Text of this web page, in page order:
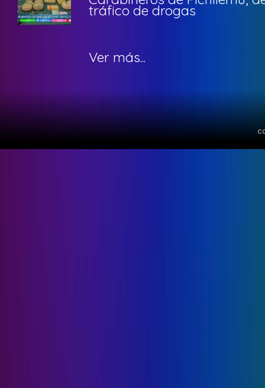
tráfico de drogas
Ver más...